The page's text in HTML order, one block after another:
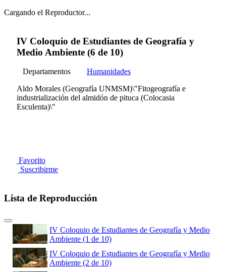
Cargando el Reproductor...
IV Coloquio de Estudiantes de Geografía y
Medio Ambiente (6 de 10)
Departamentos
Humanidades
Aldo Morales (Geografía UNMSM)\"Fitogeografía e
industrialización del almidón de pituca (Colocasia
Esculenta)\"
Favorito
Suscribirme
Lista de Reproducción
IV Coloquio de Estudiantes de Geografía y Medio
Ambiente (1 de 10)
IV Coloquio de Estudiantes de Geografía y Medio
Ambiente (2 de 10)